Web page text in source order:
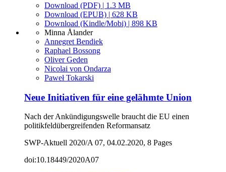
Download (PDF) | 1.3 MB
Download (EPUB) | 628 KB
Download (Kindle/Mobi) | 898 KB
Minna Ålander
Annegret Bendiek
Raphael Bossong
Oliver Geden
Nicolai von Ondarza
Paweł Tokarski
Neue Initiativen für eine gelähmte Union
Nach der Ankündigungswelle braucht die EU einen
politikfeldübergreifenden Reformansatz
SWP-Aktuell 2020/A 07, 04.02.2020, 8 Pages
doi:10.18449/2020A07